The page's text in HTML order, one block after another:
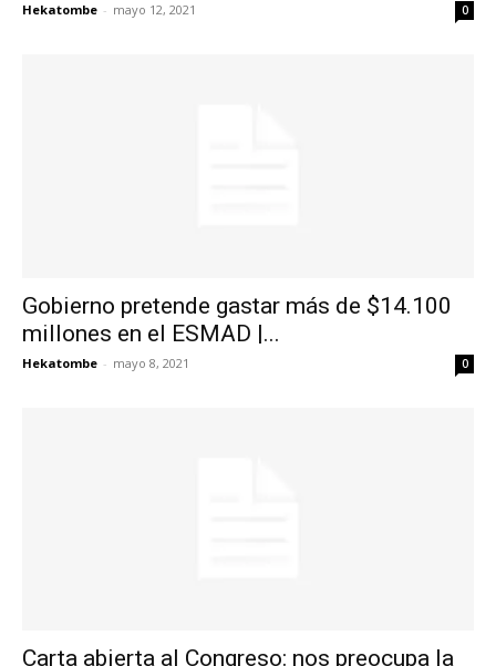
Hekatombe - mayo 12, 2021 0
Gobierno pretende gastar más de $14.100
millones en el ESMAD |...
Hekatombe - mayo 8, 2021 0
Carta abierta al Congreso: nos preocupa la